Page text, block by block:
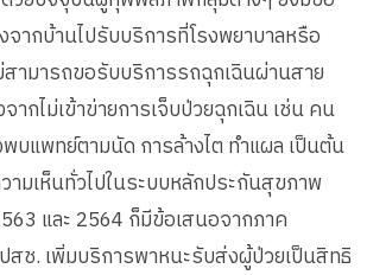
จากบ้านไปรับบริการที่โรงพยาบาลหรือ
สามารถขอรับบริการรถฉุกเฉินผ่านสาย
ากไม่เข้าข่ายการเจ็บป่วยฉุกเฉิน เช่น คน
บแพทย์ตามนัด การล้างไต ทำแผล เป็นต้น
ามเห็นทั่วไปในระบบหลักประกันสุขภาพ
และ 2564 ก็มีข้อเสนอจากภาค
สช. เพิ่มบริการพาหนะรับส่งผู้ป่วยเป็นสิทธิ